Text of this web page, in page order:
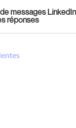
messages
réponses